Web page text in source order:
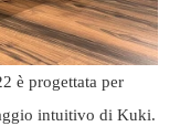
è progettata per
intuitivo di Kuki.